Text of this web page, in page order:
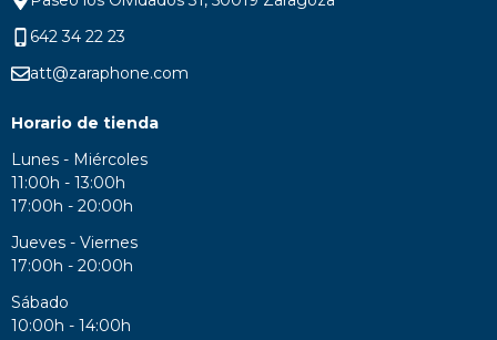
642 34 22 23
att@zaraphone.com
Horario de tienda
Lunes - Miércoles
11:00h - 13:00h
17:00h - 20:00h
Jueves - Viernes
17:00h - 20:00h
Sábado
10:00h - 14:00h